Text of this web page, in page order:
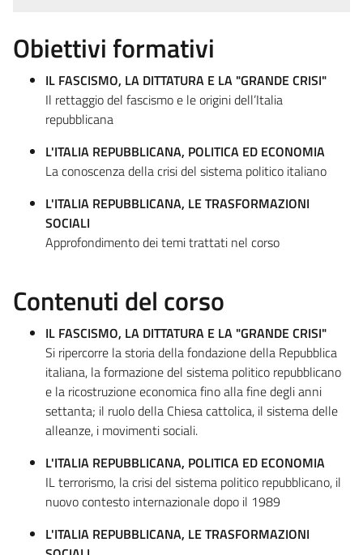
Obiettivi formativi
IL FASCISMO, LA DITTATURA E LA "GRANDE CRISI"
Il rettaggio del fascismo e le origini dell’Italia
repubblicana
L'ITALIA REPUBBLICANA, POLITICA ED ECONOMIA
La conoscenza della crisi del sistema politico italiano
L'ITALIA REPUBBLICANA, LE TRASFORMAZIONI
SOCIALI
Approfondimento dei temi trattati nel corso
Contenuti del corso
IL FASCISMO, LA DITTATURA E LA "GRANDE CRISI"
Si ripercorre la storia della fondazione della Repubblica
italiana, la formazione del sistema politico repubblicano
e la ricostruzione economica fino alla fine degli anni
settanta; il ruolo della Chiesa cattolica, il sistema delle
alleanze, i movimenti sociali.
L'ITALIA REPUBBLICANA, POLITICA ED ECONOMIA
IL terrorismo, la crisi del sistema politico repubblicano, il
nuovo contesto internazionale dopo il 1989
L'ITALIA REPUBBLICANA, LE TRASFORMAZIONI